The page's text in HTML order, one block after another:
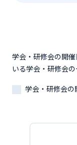
学会・研修会の開
いる学会・研修会の
学会・研修会の